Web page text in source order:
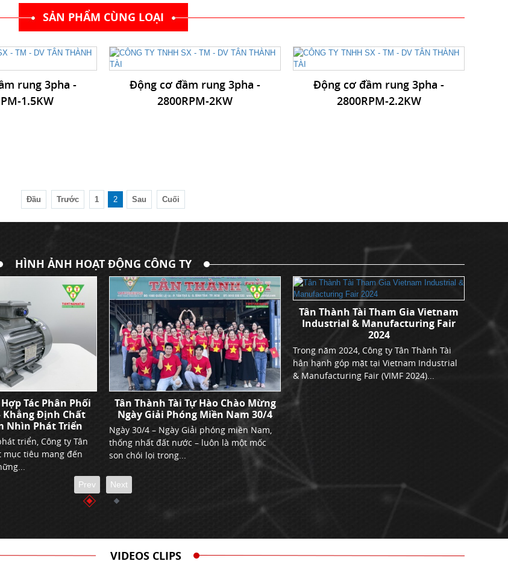
SẢN PHẨM CÙNG LOẠI
rung 3pha -
1.5KW
Động cơ đầm rung 3pha -
2800RPM-2KW
Động cơ đầm rung 3pha -
2800RPM-2.2KW
Đầu Trước 1 2 Sau Cuối
HÌNH ẢNH HOẠT ĐỘNG CÔNG TY
Tác Phân Phối
Khẳng Định Chất
Nhìn Phát Triển
triển, Công ty Tân
mục tiêu mang đến
Tân Thành Tài Tự Hào Chào Mừng
Ngày Giải Phóng Miền Nam 30/4
Ngày 30/4 – Ngày Giải phóng miền Nam,
thống nhất đất nước – luôn là một mốc
son chói lọi trong...
Tân Thành Tài Tham Gia Vietnam
Industrial & Manufacturing Fair
2024
Trong năm 2024, Công ty Tân Thành Tài
hân hạnh góp mặt tại Vietnam Industrial
& Manufacturing Fair (VIMF 2024)...
Prev Next
VIDEOS CLIPS